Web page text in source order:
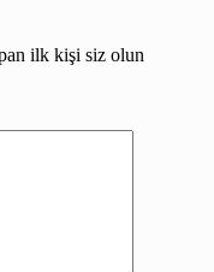
ilk kişi siz olun